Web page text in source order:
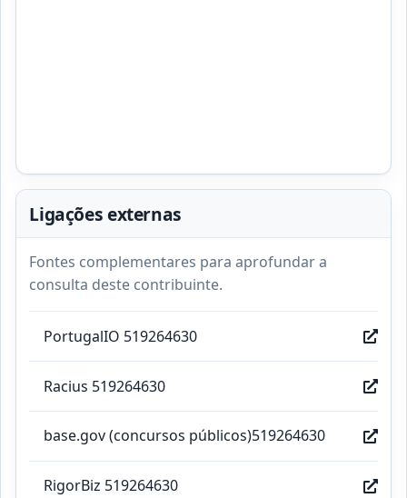
Ligações externas
Fontes complementares para aprofundar a
consulta deste contribuinte.
PortugalIO 519264630
Racius 519264630
base.gov (concursos públicos)519264630
RigorBiz 519264630